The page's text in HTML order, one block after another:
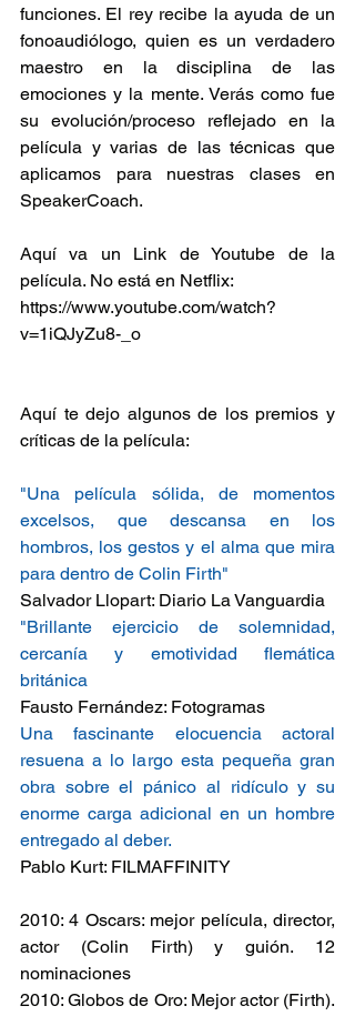
funciones. El rey recibe la ayuda de un
fonoaudiólogo, quien es un verdadero
maestro en la disciplina de las
emociones y la mente. Verás como fue
su evolución/proceso reflejado en la
película y varias de las técnicas que
aplicamos para nuestras clases en
SpeakerCoach.
Aquí va un Link de Youtube de la
película. No está en Netflix:
https://www.youtube.com/watch?
v=1iQJyZu8-_o
Aquí te dejo algunos de los premios y
críticas de la película:
"Una película sólida, de momentos
excelsos, que descansa en los
hombros, los gestos y el alma que mira
para dentro de Colin Firth"
Salvador Llopart: Diario La Vanguardia
"Brillante ejercicio de solemnidad,
cercanía y emotividad flemática
británica
Fausto Fernández: Fotogramas
Una fascinante elocuencia actoral
resuena a lo largo esta pequeña gran
obra sobre el pánico al ridículo y su
enorme carga adicional en un hombre
entregado al deber.
Pablo Kurt: FILMAFFINITY
2010: 4 Oscars: mejor película, director,
actor (Colin Firth) y guión. 12
nominaciones
2010: Globos de Oro: Mejor actor (Firth).